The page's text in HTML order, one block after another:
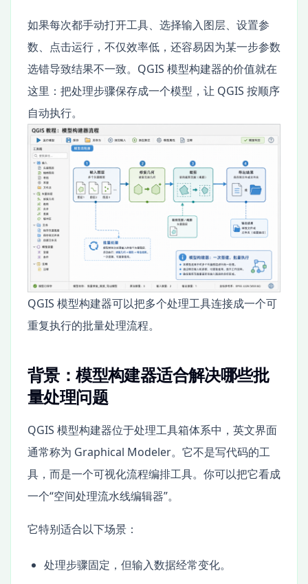
如果每次都手动打开工具、选择输入图层、设置参
数、点击运行，不仅效率低，还容易因为某一步参数
选错导致结果不一致。QGIS 模型构建器的价值就在
这里：把处理步骤保存成一个模型，让 QGIS 按顺序
自动执行。
QGIS 模型构建器可以把多个处理工具连接成一个可
重复执行的批量处理流程。
背景：模型构建器适合解决哪些批
量处理问题
QGIS 模型构建器位于处理工具箱体系中，英文界面
通常称为 Graphical Modeler。它不是写代码的工
具，而是一个可视化流程编排工具。你可以把它看成
一个“空间处理流水线编辑器”。
它特别适合以下场景：
处理步骤固定，但输入数据经常变化。